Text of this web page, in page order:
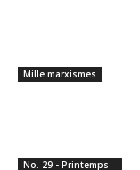
Mille marxismes
No. 29 - Printemps